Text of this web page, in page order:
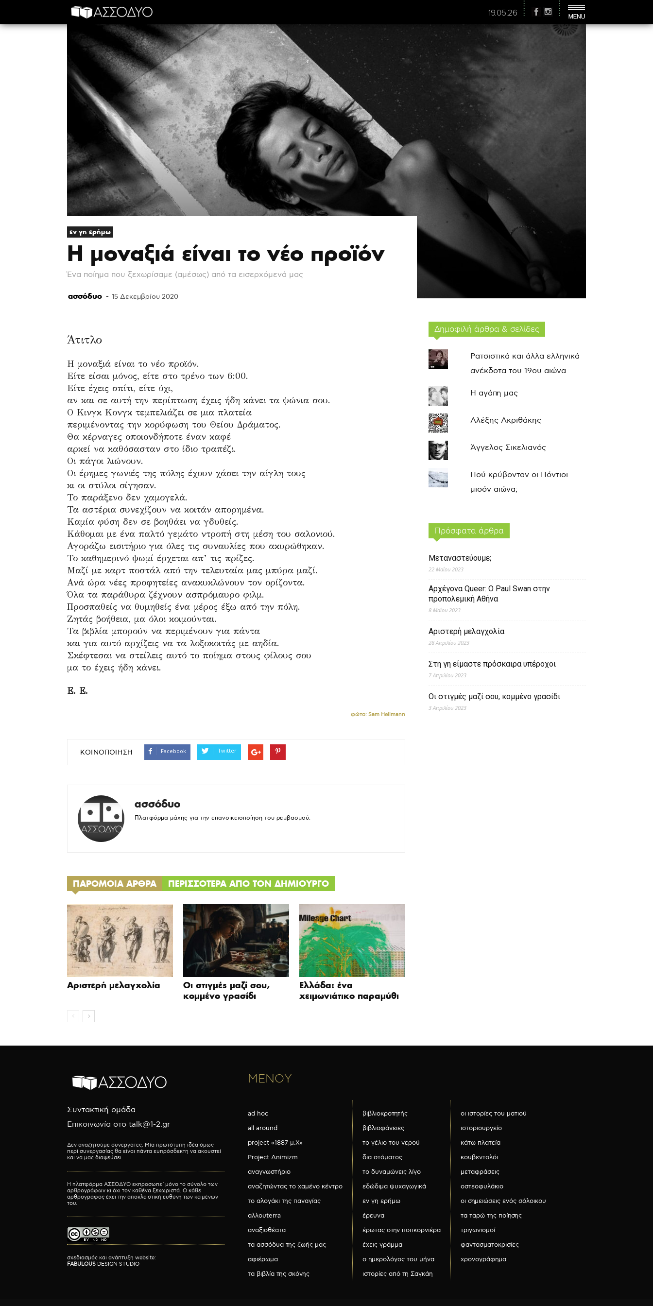
19.05.26
εν γη ερήμω
Η μοναξιά είναι το νέο προϊόν
Ένα ποίημα που ξεχωρίσαμε (αμέσως) από τα εισερχόμενά μας
ασσόδυο - 15 Δεκεμβρίου 2020
Άτιτλο
Η μοναξιά είναι το νέο προϊόν.
Είτε είσαι μόνος, είτε στο τρένο των 6:00.
Είτε έχεις σπίτι, είτε όχι,
αν και σε αυτή την περίπτωση έχεις ήδη κάνει τα ψώνια σου.
Ο Κινγκ Κονγκ τεμπελιάζει σε μια πλατεία
περιμένοντας την κορύφωση του Θείου Δράματος.
Θα κέρναγες οποιονδήποτε έναν καφέ
αρκεί να καθόσασταν στο ίδιο τραπέζι.
Οι πάγοι λιώνουν.
Οι έρημες γωνιές της πόλης έχουν χάσει την αίγλη τους
κι οι στύλοι σίγησαν.
Το παράξενο δεν χαμογελά.
Τα αστέρια συνεχίζουν να κοιτάν απορημένα.
Καμία φύση δεν σε βοηθάει να γδυθείς.
Κάθομαι με ένα παλτό γεμάτο ντροπή στη μέση του σαλονιού.
Αγοράζω εισιτήριο για όλες τις συναυλίες που ακυρώθηκαν.
Το καθημερινό ψωμί έρχεται απ’ τις πρίζες.
Μαζί με καρτ ποστάλ από την τελευταία μας μπύρα μαζί.
Ανά ώρα νέες προφητείες ανακυκλώνουν τον ορίζοντα.
Όλα τα παράθυρα ζέχνουν ασπρόμαυρο φιλμ.
Προσπαθείς να θυμηθείς ένα μέρος έξω από την πόλη.
Ζητάς βοήθεια, μα όλοι κοιμούνται.
Τα βιβλία μπορούν να περιμένουν για πάντα
και για αυτό αρχίζεις να τα λοξοκοιτάς με αηδία.
Σκέφτεσαι να στείλεις αυτό το ποίημα στους φίλους σου
μα το έχεις ήδη κάνει.
Ε. Ε.
φώτο: Sam Hellmann
ΚΟΙΝΟΠΟΙΗΣΗ Facebook Twitter
ασσόδυο
Πλατφόρμα μάχης για την επανοικειοποίηση του ρεμβασμού.
ΠΑΡΟΜΟΙΑ ΑΡΘΡΑ ΠΕΡΙΣΣΟΤΕΡΑ ΑΠΟ ΤΟΝ ΔΗΜΙΟΥΡΓΟ
Αριστερή μελαγχολία
Οι στιγμές μαζί σου,
κομμένο γρασίδι
Ελλάδα: ένα
χειμωνιάτικο παραμύθι
Δημοφιλή άρθρα & σελίδες
Ρατσιστικά και άλλα ελληνικά
ανέκδοτα του 19ου αιώνα
Η αγάπη μας
Αλέξης Ακριθάκης
Άγγελος Σικελιανός
Πού κρύβονταν οι Πόντιοι
μισόν αιώνα;
Πρόσφατα άρθρα
Μεταναστεύουμε;
22 Μαΐου 2023
Αρχέγονα Queer: O Paul Swan στην
προπολεμική Αθήνα
8 Μαΐου 2023
Αριστερή μελαγχολία
28 Απριλίου 2023
Στη γη είμαστε πρόσκαιρα υπέροχοι
7 Απριλίου 2023
Οι στιγμές μαζί σου, κομμένο γρασίδι
3 Απριλίου 2023
Συντακτική ομάδα
Επικοινωνία στο talk@1-2.gr
Δεν αναζητούμε συνεργάτες. Μία πρωτότυπη ιδέα όμως
περί συνεργασίας θα είναι πάντα ευπρόσδεκτη να ακουστεί
και να μας διαψεύσει.
Η πλατφόρμα ΑΣΣΟΔΥΟ εκπροσωπεί μόνο το σύνολο των
αρθρογράφων κι όχι τον καθένα ξεχωριστά. Ο κάθε
αρθρογράφος έχει την αποκλειστική ευθύνη των κειμένων
του.
σχεδιασμός και ανάπτυξη website:
FABULOUS DESIGN STUDIO
ΜΕΝΟΥ
ad hoc
all around
project «1887 μ.Χ»
Project Animizm
αναγνωστήριο
αναζητώντας το χαμένο κέντρο
το αλογάκι της παναγίας
αλλουterra
αναξιοθέατα
τα ασσόδυα της ζωής μας
αφιέρωμα
τα βιβλία της σκόνης
βιβλιοκροτητής
βιβλιοφάνειες
το γέλιο του νερού
δια στόματος
το δυναμώνεις λίγο
εδώδιμα ψυχαγωγικά
εν γη ερήμω
έρευνα
έρωτας στην ποπκορνιέρα
έχεις γράμμα
ο ημερολόγος του μήνα
ιστορίες από τη Σαγκάη
οι ιστορίες του ματιού
ιστοριουργείο
κάτω πλατεία
κουβεντολόι
μεταφράσεις
οστεοφυλάκιο
οι σημειώσεις ενός σόλοικου
τα ταρώ της ποίησης
τριγωνισμοί
φαντασματοκρισίες
χρονογράφημα